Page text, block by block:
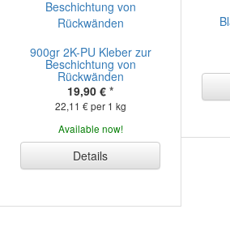
900gr 2K-PU Kleber zur
Beschichtung von
Rückwänden
19,90 € *
22,11 € per 1 kg
Available now!
Details